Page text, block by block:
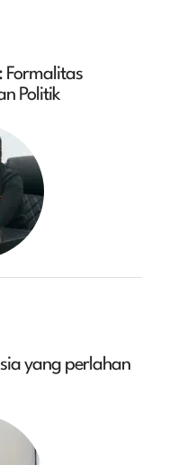
Formalitas
Politik
yang perlahan